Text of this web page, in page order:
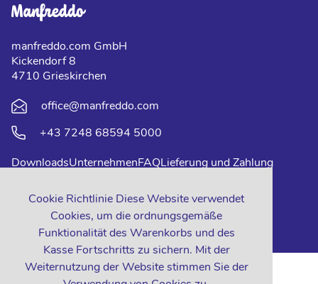
Cookie Richtlinie Diese Website verwendet
Cookies, um die ordnungsgemäße
Funktionalität des Warenkorbs und des
Kasse Fortschritts zu sichern. Mit der
Weiternutzung der Website stimmen Sie der
manfreddo.com GmbH
Kickendorf 8
4710 Grieskirchen
office@manfreddo.com
+43 7248 68594 5000
DownloadsUnternehmenFAQLieferung und Zahlung